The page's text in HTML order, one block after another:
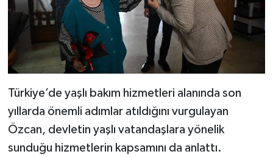
Türkiye’de yaşlı bakım hizmetleri alanında son
yıllarda önemli adımlar atıldığını vurgulayan
Özcan, devletin yaşlı vatandaşlara yönelik
sunduğu hizmetlerin kapsamını da anlattı.